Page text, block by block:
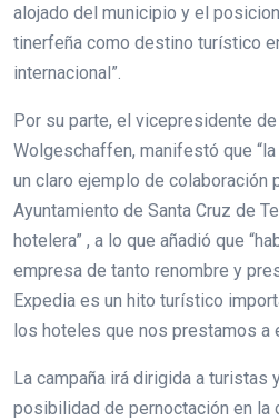
alojado del municipio y el
tinerfeña como destino turístico
internacional”.
Por su parte, el vicepresidente
Wolgeschaffen, manifestó que
un claro ejemplo de colaboración
Ayuntamiento de Santa Cruz de
hotelera” , a lo que añadió que
empresa de tanto renombre y
Expedia es un hito turístico
los hoteles que nos prestamos a
La campaña irá dirigida a turistas
posibilidad de pernoctación en la